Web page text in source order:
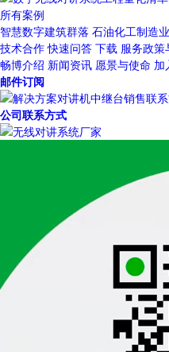
所有案例
智慧数字建筑群落 石油化工制造业
技术合作 快速问答 下载 服务政策
畅博介绍 新闻资讯 愿景与使命 加
邮件订阅
公司联系方式